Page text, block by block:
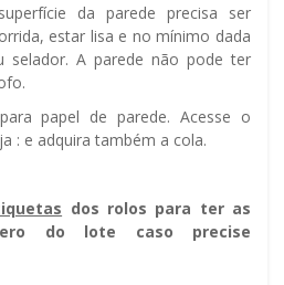
da parede precisa ser
estar lisa e no mínimo dada
A parede não pode ter
papel de parede. Acesse o
: e adquira também a cola.
dos rolos para ter as
do lote caso precise